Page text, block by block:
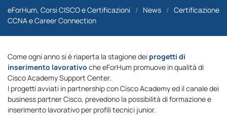
eForHum, Corsi CISCO e Certificazioni / News / Certificazione
CCNA e Career Connection
Come ogni anno si è riaperta la stagione dei progetti di
inserimento lavorativo che eForHum promuove in qualità di
Cisco Academy Support Center.
I progetti avviati in partnership con Cisco Academy ed il canale dei
business partner Cisco, prevedono la possibilità di formazione e
inserimento lavorativo per profili tecnici junior.